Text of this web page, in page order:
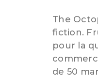
The
fiction.
pour la
de 50